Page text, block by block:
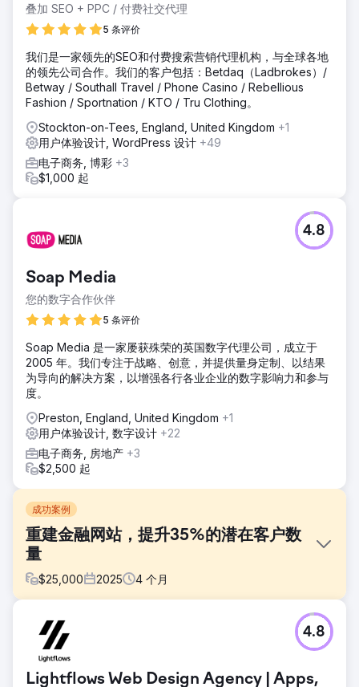
叠加 SEO + PPC / 付费社交代理
5 条评价
我们是一家领先的SEO和付费搜索营销代理机构，与全球各地
的领先公司合作。我们的客户包括：Betdaq（Ladbrokes）/
Betway / Southall Travel / Phone Casino / Rebellious
Fashion / Sportnation / KTO / Tru Clothing。
Stockton-on-Tees, England, United Kingdom +1
用户体验设计, WordPress 设计 +49
电子商务, 博彩 +3
$1,000 起
Soap Media
您的数字合作伙伴
5 条评价
4.8
Soap Media 是一家屡获殊荣的英国数字代理公司，成立于
2005 年。我们专注于战略、创意，并提供量身定制、以结果
为导向的解决方案，以增强各行各业企业的数字影响力和参与
度。
Preston, England, United Kingdom +1
用户体验设计, 数字设计 +22
电子商务, 房地产 +3
$2,500 起
成功案例
重建金融网站，提升35%的潜在客户数
量
$25,000 2025 4 个月
挑战
在竞争激烈的金融领域，提升业绩需要的不仅仅是视觉上的更
新。客户现有的网站显得过时，缺乏可信度，而且用户咨询流
程薄弱，难以促成交易。因此，挑战在于如何用一个更具说服
力、更易于使用的网站来取代这个失效的网站，从而快速建立
Lightflows Web Design Agency | Apps,
4.8